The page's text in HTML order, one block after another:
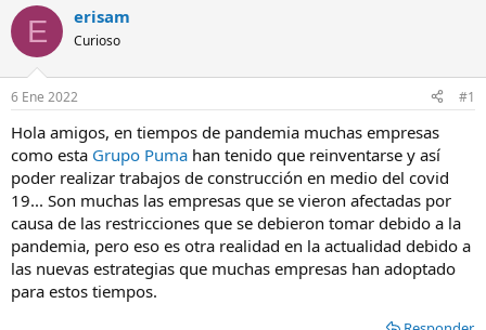
i
c
a
d
o
r
e
l
t
e
m
a
c
a
i
n
i
c
i
o
E erisam
Curioso
6 Ene 2022 #1
Hola amigos, en tiempos de pandemia muchas empresas
como esta Grupo Puma han tenido que reinventarse y así
poder realizar trabajos de construcción en medio del covid
19... Son muchas las empresas que se vieron afectadas por
causa de las restricciones que se debieron tomar debido a la
pandemia, pero eso es otra realidad en la actualidad debido a
las nuevas estrategias que muchas empresas han adoptado
para estos tiempos.